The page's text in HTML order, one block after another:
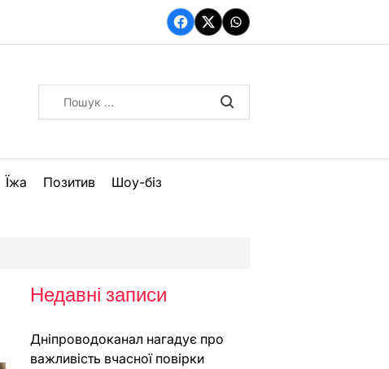
Facebook
TwitterWhatsApp
Їжа Позитив Шоу-біз
Недавні записи
Дніпроводоканал нагадує про
важливість вчасної повірки